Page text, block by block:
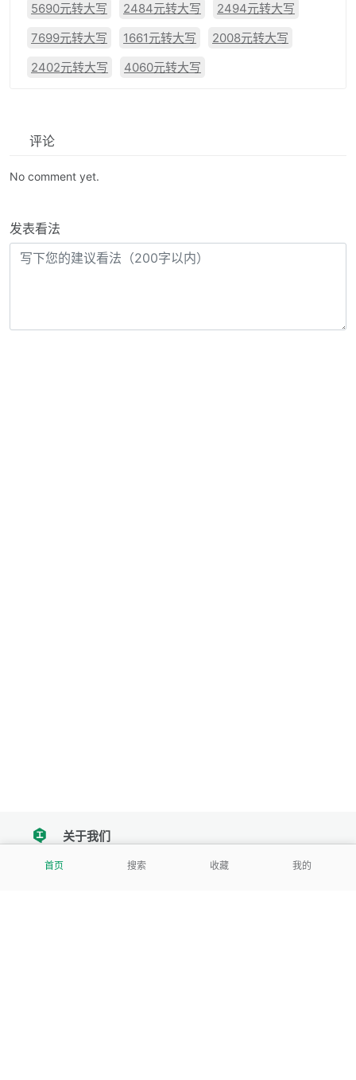
5690元转大写
2484元转大写
2494元转大写
7699元转大写
1661元转大写
2008元转大写
2402元转大写
4060元转大写
评论
No comment yet.
发表看法
首页 搜索 收藏 我的
tencent关于我们
我们努力把每一个工具做成批量处理的产品